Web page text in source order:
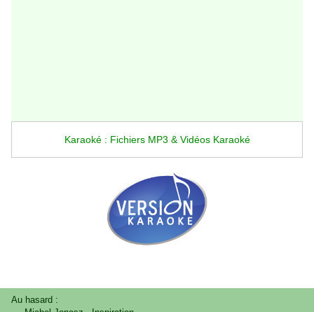
Karaoké : Fichiers MP3 & Vidéos Karaoké
Au hasard :